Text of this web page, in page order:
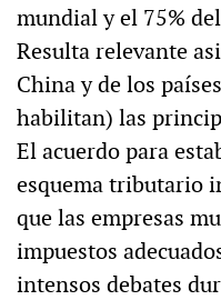
mundial y el 75%
Resulta relevante
China y de los
habilitan) las
El acuerdo para
esquema tributario
que las empresas
impuestos
intensos debates